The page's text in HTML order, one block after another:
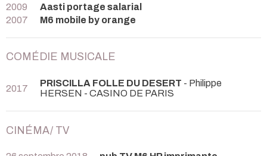
2009
Aasti portage salarial
2007
M6 mobile by orange
COMÉDIE MUSICALE
2017 PRISCILLA FOLLE DU DESERT - Philippe
HERSEN - CASINO DE PARIS
CINÉMA/ TV